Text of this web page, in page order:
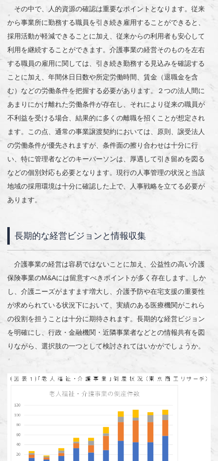
その中で、人的資源の確認は重要なポイントとなります。従来
から事業所に勤務する職員を引き続き雇用することができると、
採用活動が軽減できることに加え、従来からの利用者も安心して
利用を継続することができます。介護事業の経営そのものを左右
する職員の雇用に関しては、引き続き勤務する見込みを確認する
ことに加え、年間休日日数や所定労働時間、賃金（退職金を含
む）などの労働条件を把握する必要があります。２つの法人間に
あまりにかけ離れた労働条件が存在し、それにより従来の職員が
不利益を受ける場合、結果的に多くの離職を招くことが想定され
ます。この点、通常の事業譲渡契約においては、原則、譲受法人
の労働条件が優先されますが、条件面の擦り合わせは十分に行
い、特に管理者などのキーパーソンは、厚遇して引き留めを図る
などの個別対応も必要となります。現行の人事管理の状況と当該
地域の採用環境は十分に確認した上で、人事戦略を立てる必要が
あります。
長期的な経営ビジョンと情報収集
介護事業の経営は容易ではないことに加え、公益性の高い介護
保険事業のM&Aには留意すべきポイントが多く存在します。しか
し、介護ニーズがますます増大し、介護予防や在宅支援の重要性
が求められている状況下において、実績のある医療機関がこれら
の役割を担うことは十分に期待されます。長期的な経営ビジョン
を明確にし、行政・金融機関・近隣事業者などとの情報共有を図
りながら、選択肢の一つとして検討されてはいかがでしょうか。